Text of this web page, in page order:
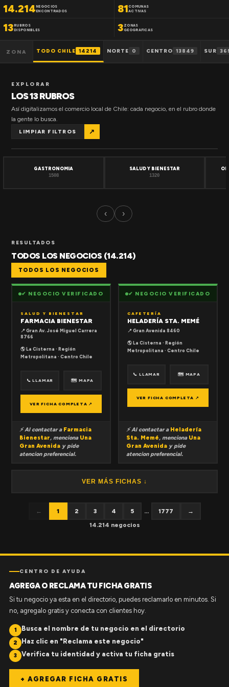
14.214NEGOCIOS
ENCONTRADOS
81 COMUNAS
ACTIVAS
13RUBROS
DISPONIBLES
3 ZONAS
GEOGRAFICAS
ZONA TODO CHILE 14214 NORTE 0 CENTRO 13849 SUR
EXPLORAR
LOS 13 RUBROS
Así digitalizamos el comercio local de Chile: cada negocio, en el rubro donde
la gente lo busca.
LIMPIAR FILTROS ↗
GASTRONOMIA
1508
SALUD Y BIENESTAR
1320
‹ ›
RESULTADOS
TODOS LOS NEGOCIOS (14.214)
TODOS LOS NEGOCIOS
✔ NEGOCIO VERIFICADO
SALUD Y BIENESTAR
FARMACIA BIENESTAR
📍 Gran Av. José Miguel Carrera
8766
🌎 La Cisterna · Región
Metropolitana · Centro Chile
📞 LLAMAR 🗺 MAPA
VER FICHA COMPLETA ↗
⚡ Al contactar a Farmacia
Bienestar, menciona Una
Gran Avenida y pide
atencion preferencial.
✔ NEGOCIO VERIFICADO
CAFETERÍA
HELADERÍA STA. MEMÉ
📍 Gran Avenida 8460
🌎 La Cisterna · Región
Metropolitana · Centro Chile
📞 LLAMAR 🗺 MAPA
VER FICHA COMPLETA ↗
⚡ Al contactar a Heladería
Sta. Memé, menciona Una
Gran Avenida y pide
atencion preferencial.
VER MÁS FICHAS ↓
← 1 2 3 4 5 ... 1777
→
14.214 negocios
CENTRO DE AYUDA
AGREGA O RECLAMA TU FICHA GRATIS
Si tu negocio ya esta en el directorio, puedes reclamarlo en minutos. Si
no, agregalo gratis y conecta con clientes hoy.
1 Busca el nombre de tu negocio en el directorio
2 Haz clic en "Reclama este negocio"
3 Verifica tu identidad y activa tu ficha gratis
+ AGREGAR FICHA GRATIS